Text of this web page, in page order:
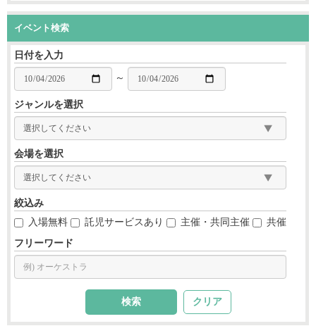
イベント検索
日付を入力
～
ジャンルを選択
会場を選択
絞込み
入場無料
託児サービスあり 主催・共同主催 共催
フリーワード
クリア